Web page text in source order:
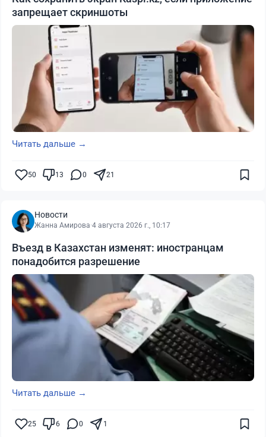
запрещает скриншоты
Читать дальше →
50 13 0 21
Новости
Жанна Амирова·4 августа 2026 г., 10:17
Въезд в Казахстан изменят: иностранцам
понадобится разрешение
Читать дальше →
25 6 0 1